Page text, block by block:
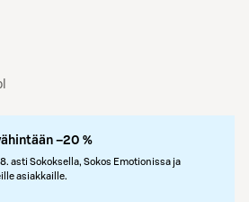
arvioihin
–20 %
asti Sokoksella, Sokos Emotionissa ja
asiakkaille.